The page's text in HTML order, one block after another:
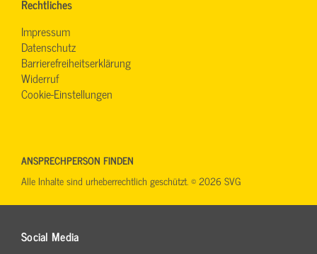
Rechtliches
Impressum
Datenschutz
Barrierefreiheitserklärung
Widerruf
Cookie-Einstellungen
Social Media
ANSPRECHPERSON FINDEN
Alle Inhalte sind urheberrechtlich geschützt. © 2026 SVG